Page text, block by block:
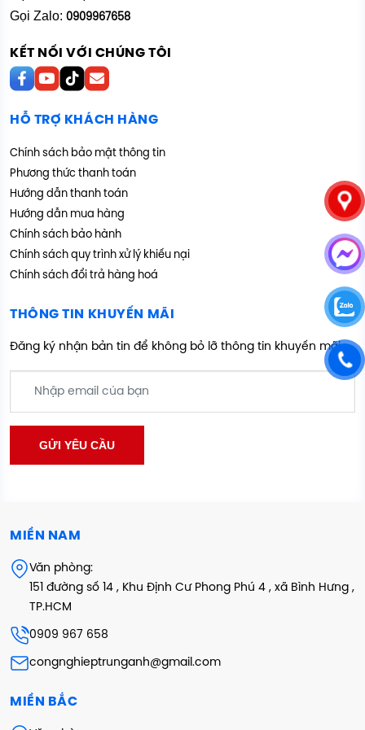
Gọi Zalo: 0909967658
KẾT NỐI VỚI CHÚNG TÔI
HỖ TRỢ KHÁCH HÀNG
Chính sách bảo mật thông tin
Phương thức thanh toán
Hướng dẫn thanh toán
Hướng dẫn mua hàng
Chính sách bảo hành
Chính sách quy trình xử lý khiếu nại
Chính sách đổi trả hàng hoá
THÔNG TIN KHUYẾN MÃI
Đăng ký nhận bản tin để không bỏ lỡ thông tin khuyến mãi
MIỀN NAM
Văn phòng:
151 đường số 14 , Khu Định Cư Phong Phú 4 , xã Bình Hưng ,
TP.HCM
0909 967 658
congnghieptrunganh@gmail.com
MIỀN BẮC